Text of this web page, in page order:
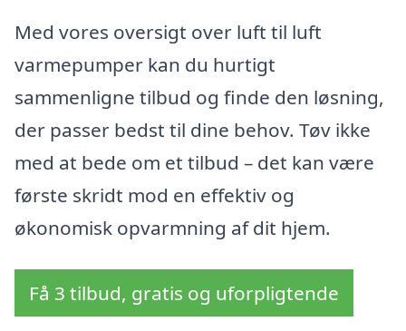
Med vores oversigt over luft til luft
varmepumper kan du hurtigt
sammenligne tilbud og finde den løsning,
der passer bedst til dine behov. Tøv ikke
med at bede om et tilbud – det kan være
første skridt mod en effektiv og
økonomisk opvarmning af dit hjem.
Få 3 tilbud, gratis og uforpligtende